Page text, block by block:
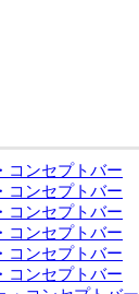
コンセプトバー
コンセプトバー
コンセプトバー
コンセプトバー
コンセプトバー
コンセプトバー